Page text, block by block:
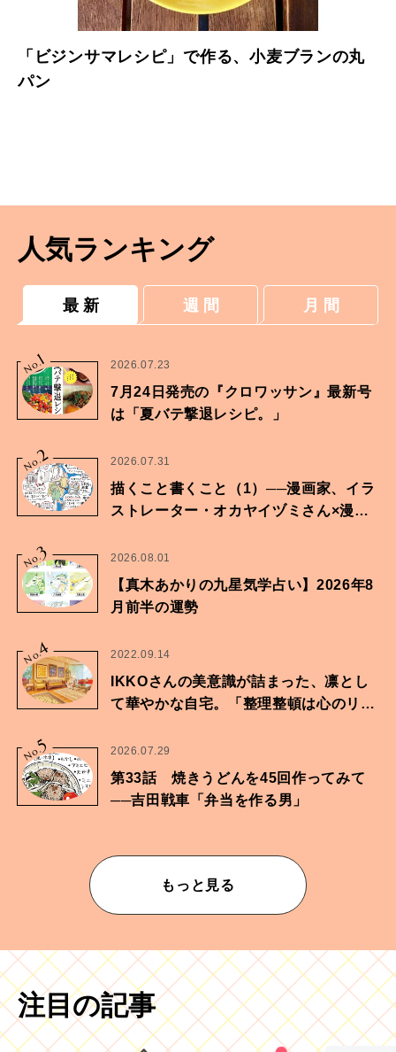
「ビジンサマレシピ」で作る、小麦ブランの丸
パン
人気ランキング
最 新 週 間 月 間
No.
1 2026.07.23
7月24日発売の『クロワッサン』最新号
は「夏バテ撃退レシピ。」
No.2 2026.07.31
描くこと書くこと（1）──漫画家、イラ
ストレーター・オカヤイヅミさん×漫画
No.
3 2026.08.01
【真木あかりの九星気学占い】2026年8
月前半の運勢
No.
4 2022.09.14
IKKOさんの美意識が詰まった、凛とし
て華やかな自宅。「整理整頓は心のリズ
No.
5 2026.07.29
第33話 焼きうどんを45回作ってみて
──吉田戦車「弁当を作る男」
もっと見る
注目の記事